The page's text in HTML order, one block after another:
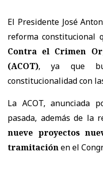
El Presidente José
reforma constitucional
Contra el Crimen
(ACOT), ya que
constitucionalidad con
La ACOT, anunciada
pasada, además de la
nueve proyectos
tramitaciónen el